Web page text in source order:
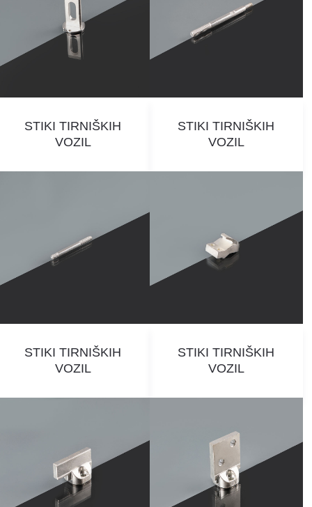
STIKI TIRNIŠKIH
VOZIL
STIKI TIRNIŠKIH
VOZIL
STIKI TIRNIŠKIH
VOZIL
STIKI TIRNIŠKIH
VOZIL